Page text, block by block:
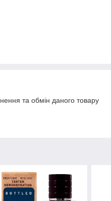
та обмін даного товару